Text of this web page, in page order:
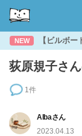
NEW 【ビルボ
荻原規子さ
1件
Albaさん
2023.04.13